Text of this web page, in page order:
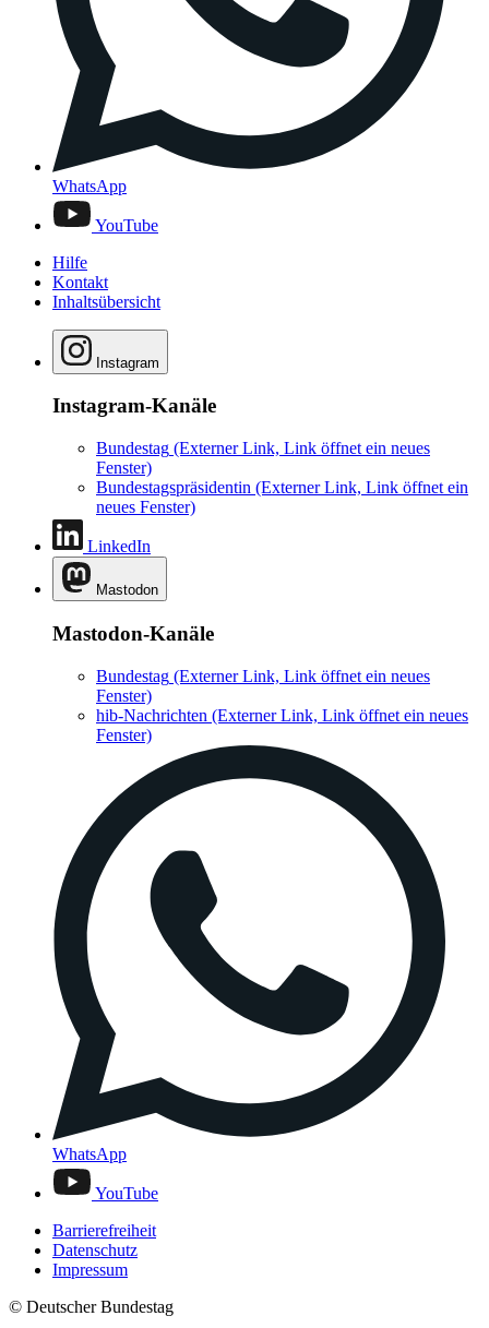
WhatsApp
YouTube
Hilfe
Kontakt
Inhaltsübersicht
Instagram
Instagram-Kanäle
Bundestag (Externer Link, Link öffnet ein neues
Fenster)
Bundestagspräsidentin (Externer Link, Link öffnet ein
neues Fenster)
LinkedIn
Mastodon
Mastodon-Kanäle
Bundestag (Externer Link, Link öffnet ein neues
Fenster)
hib-Nachrichten (Externer Link, Link öffnet ein neues
Fenster)
WhatsApp
YouTube
Barrierefreiheit
Datenschutz
Impressum
© Deutscher Bundestag